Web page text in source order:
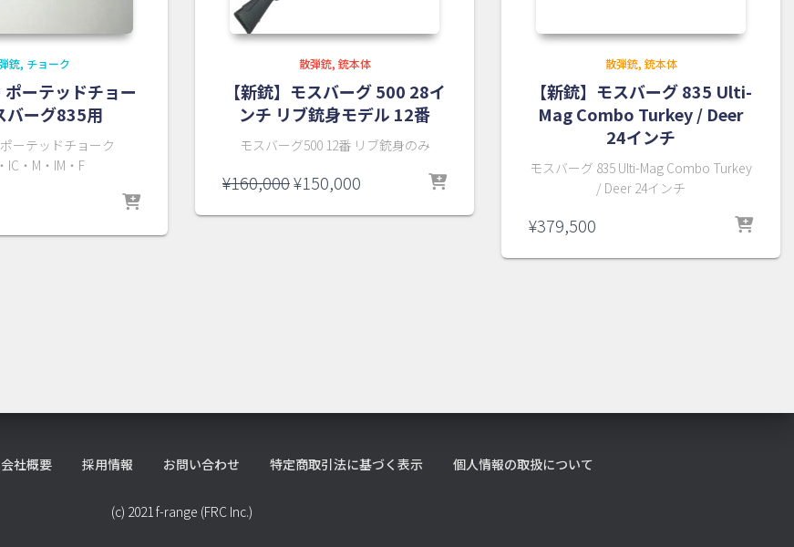
銃 チョーク
ーテッドチョー
バーグ835用
ーテッドチョーク
IC・M・IM・F
散弾銃 銃本体
【新銃】モスバーグ 500 28イ
ンチ リブ銃身モデル 12番
モスバーグ500 12番 リブ銃身のみ
¥160,000元
価
¥150,000
の
散弾銃 銃本体
【新銃】モスバーグ 835 Ulti-
Mag Combo Turkey / Deer
24インチ
モスバーグ 835 Ulti-Mag Combo Turkey
/ Deer 24インチ
¥379,500
会社概要 採用情報 お問い合わせ 特定商取引法に基づく表示 個人情報の取扱について
(c) 2021 f-range (FRC Inc.)